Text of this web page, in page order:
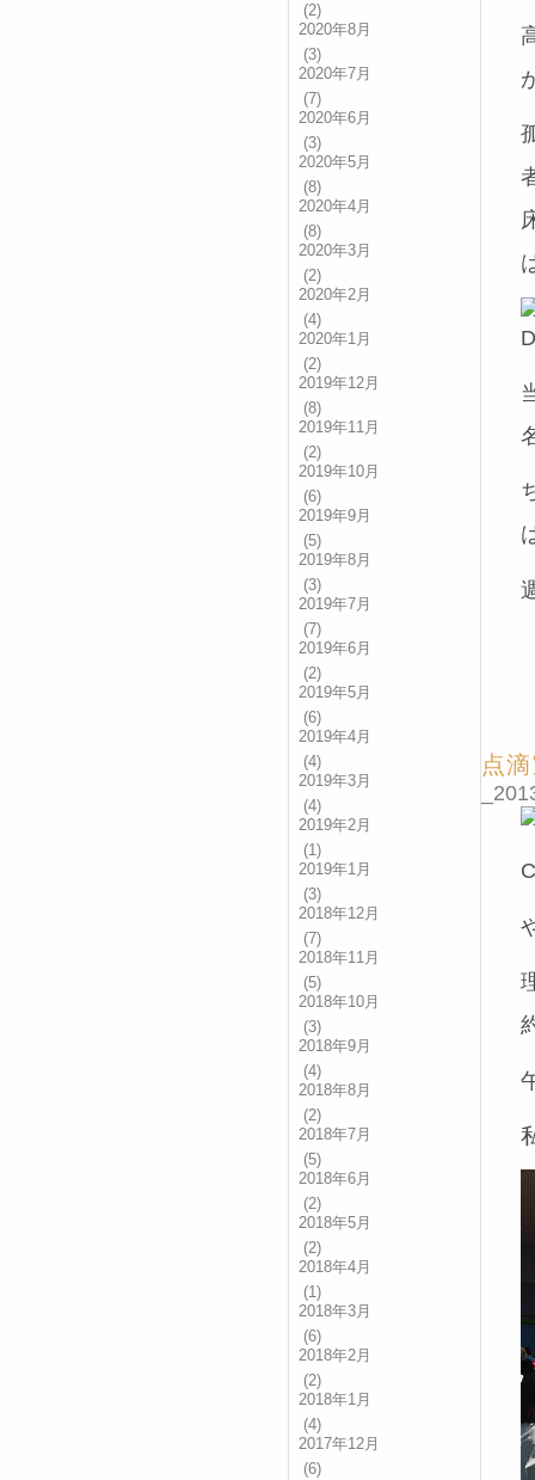
(2)
2020年8月
(3)
2020年7月
(7)
2020年6月
(3)
2020年5月
(8)
2020年4月
(8)
2020年3月
(2)
2020年2月
(4)
2020年1月
(2)
2019年12月
(8)
2019年11月
(2)
2019年10月
(6)
2019年9月
(5)
2019年8月
(3)
2019年7月
(7)
2019年6月
(2)
2019年5月
(6)
2019年4月
(4)
2019年3月
(4)
2019年2月
(1)
2019年1月
(3)
2018年12月
(7)
2018年11月
(5)
2018年10月
(3)
2018年9月
(4)
2018年8月
(2)
2018年7月
(5)
2018年6月
(2)
2018年5月
(2)
2018年4月
(1)
2018年3月
(6)
2018年2月
(2)
2018年1月
(4)
2017年12月
(6)
点